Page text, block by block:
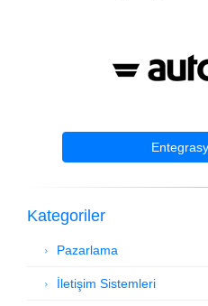
Kategoriler
Pazarlama
İletişim Sistemleri